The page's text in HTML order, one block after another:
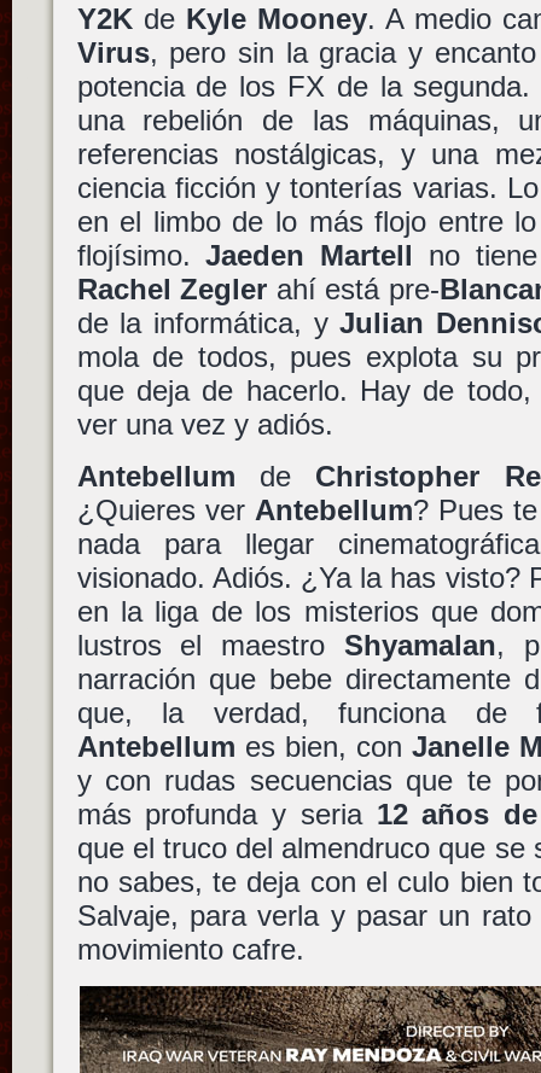
Y2Kde Kyle Mooney. A medio
Virus, pero sin la gracia y
potencia de los FX de la
una rebelión de las máquinas,
referencias nostálgicas, y una
ciencia ficción y tonterías varias.
en el limbo de lo más flojo entre
flojísimo.Jaeden Martell no
Rachel Zegler ahí está pre-
de la informática, yJulian
mola de todos, pues explota su
que deja de hacerlo. Hay de
ver una vez y adiós.
Antebellum de Christopher
¿Quieres ver Antebellum? Pues
nada para llegar
visionado. Adiós. ¿Ya la has visto?
en la liga de los misterios que
lustros el maestroShyamalan,
narración que bebe directamente
que, la verdad, funciona de
Antebellum es bien, con Janelle
y con rudas secuencias que te
más profunda y seria 12 años
que el truco del almendruco que se
no sabes, te deja con el culo bien
Salvaje, para verla y pasar un
movimiento cafre.